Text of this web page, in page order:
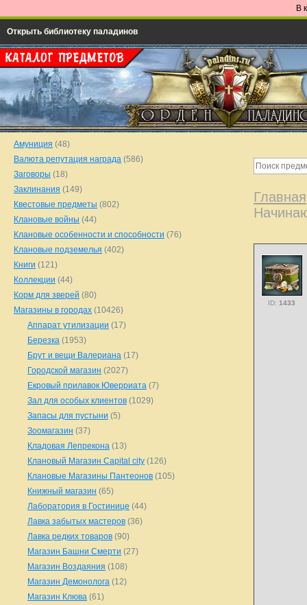
В
Открыть библиотеку паладинов
Главная
ID: 1433
Амуниция (48)
Валюта репутация награда (586)
Заговоры (18)
Заклинания (149)
Квестовые предметы (802)
Клановые войны (44)
Клановые особенности и способности (76)
Клановые подземелья (402)
Книги (121)
Коллекции (44)
Корм для зверей (80)
Магазины в городах (10426)
Аппарат утилизации (17)
Березка (1953)
Брут и вещи Валериана (17)
Городской магазин (2027)
Екровый прилавок Юверриата (7)
Зал для особых клиентов (1029)
Запасы для пустыни (5)
Зоомагазин (37)
Кладовая Лепрекона (13)
Клановый Магазин Capital city (126)
Клановые Магазины Пантеонов (105)
Книжный магазин (65)
Лаборатория в Гостинице (44)
Лавка забытых мастеров (36)
Лавка редких товаров (90)
Магазин Башни Смерти (27)
Магазин Воздаяния (108)
Магазин Демонолога (12)
Магазин Клюва (61)